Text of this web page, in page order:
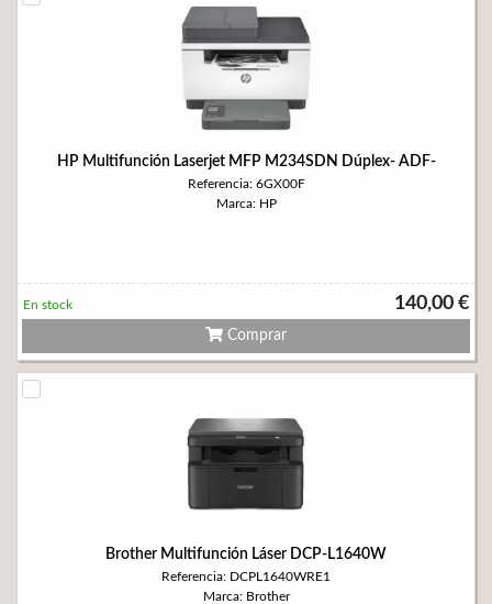
HP Multifunción Laserjet MFP M234SDN Dúplex- ADF-
Referencia: 6GX00F
Marca: HP
140,00 €
En stock
Comprar
Brother Multifunción Láser DCP-L1640W
Referencia: DCPL1640WRE1
Marca: Brother